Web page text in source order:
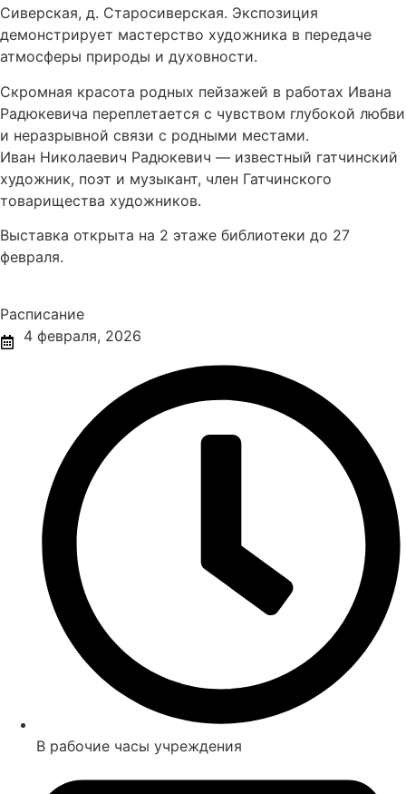
Сиверская, д. Старосиверская. Экспозиция
демонстрирует мастерство художника в передаче
атмосферы природы и духовности.
Скромная красота родных пейзажей в работах Ивана
Радюкевича переплетается с чувством глубокой любви
и неразрывной связи с родными местами.
Иван Николаевич Радюкевич — известный гатчинский
художник, поэт и музыкант, член Гатчинского
товарищества художников.
Выставка открыта на 2 этаже библиотеки до 27
февраля.
Расписание
4 февраля, 2026
В рабочие часы учреждения